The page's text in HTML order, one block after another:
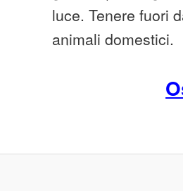
luce. Tenere fuori
animali domestici.